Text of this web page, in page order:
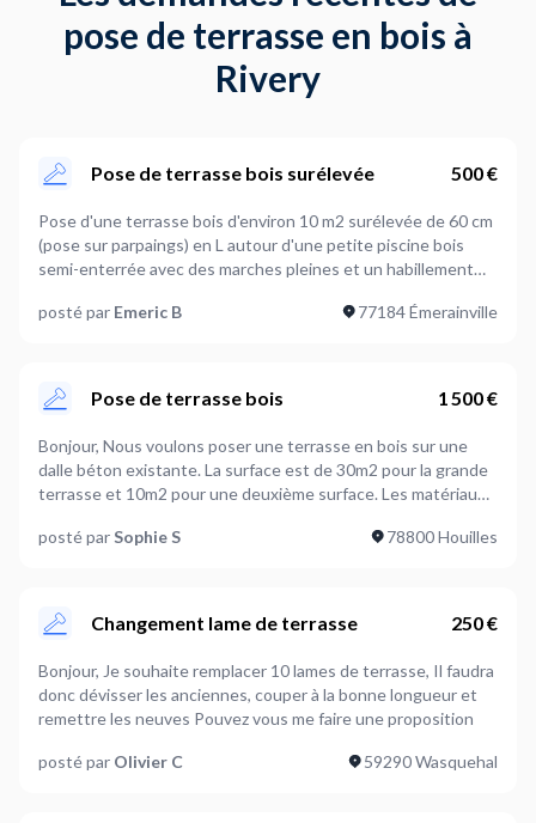
pose de terrasse en bois à
Rivery
Pose de terrasse bois surélevée 500 €
Pose d'une terrasse bois d'environ 10 m2 surélevée de 60 cm
(pose sur parpaings) en L autour d'une petite piscine bois
semi-enterrée avec des marches pleines et un habillement
internet. Toutefois, nous souhaitons des escaliers moins
posté par Emeric B 77184 Émerainville
Pose de terrasse bois 1 500 €
Bonjour, Nous voulons poser une terrasse en bois sur une
dalle béton existante. La surface est de 30m2 pour la grande
terrasse et 10m2 pour une deuxième surface. Les matériaux
pose.
posté par Sophie S 78800 Houilles
Changement lame de terrasse 250 €
Bonjour, Je souhaite remplacer 10 lames de terrasse, Il faudra
donc dévisser les anciennes, couper à la bonne longueur et
remettre les neuves Pouvez vous me faire une proposition
posté par Olivier C 59290 Wasquehal